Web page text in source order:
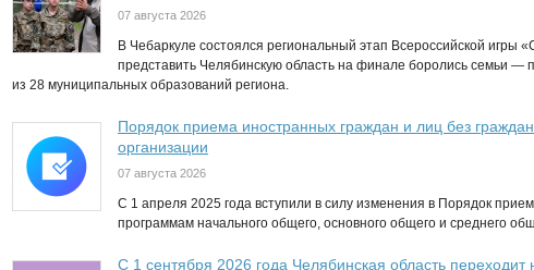
07 августа 2026
В Чебаркуле состоялся региональный этап Всероссийской игры
представить Челябинскую область на финале боролись семьи —
из 28 муниципальных образований региона.
Порядок приема иностранных граждан и лиц без
организации
07 августа 2026
С 1 апреля 2025 года вступили в силу изменения в Порядок
программам начального общего, основного общего и среднего
С 1 сентября 2026 года Челябинская область